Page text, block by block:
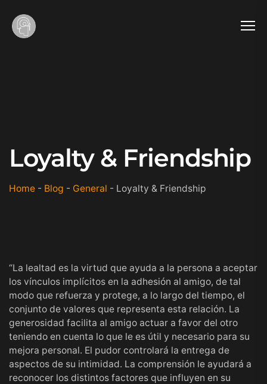
Loyalty & Friendship
Home - Blog - General - Loyalty & Friendship
“La lealtad es la virtud que ayuda a la persona a aceptar
los vínculos implícitos en la adhesión al amigo, de tal
modo que refuerza y protege, a lo largo del tiempo, el
conjunto de valores que representa esta relación. La
generosidad facilita al amigo actuar a favor del otro
teniendo en cuenta lo que le es útil y necesario para su
mejora personal. El pudor controlará la entrega de
aspectos de su intimidad. La comprensión le ayudará a
reconocer los distintos factores que influyen en su